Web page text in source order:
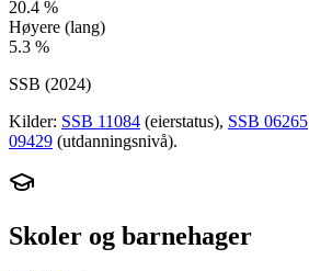
20.4 %
Høyere (lang)
5.3 %
SSB (2024)
Kilder: SSB 11084 (eierstatus), SSB 06265
09429 (utdanningsnivå).
Skoler og barnehager